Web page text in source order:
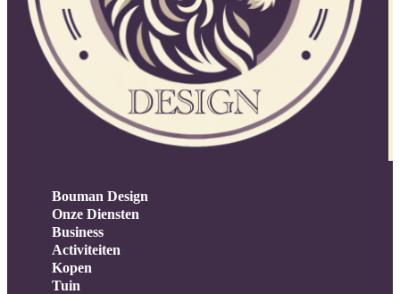
Bouman Design
Onze Diensten
Business
Activiteiten
Kopen
Tuin